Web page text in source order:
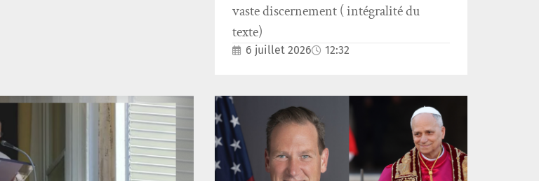
vaste discernement ( intégralité du
texte)
6 juillet 2026 12:32